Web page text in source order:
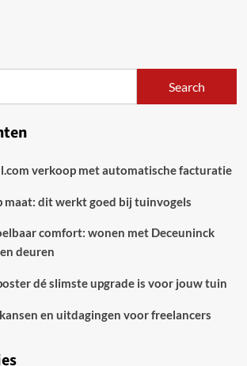
Search
verkoop met automatische facturatie
maat: dit werkt goed bij tuinvogels
comfort: wonen met Deceuninck
deuren
dé slimste upgrade is voor jouw tuin
en uitdagingen voor freelancers